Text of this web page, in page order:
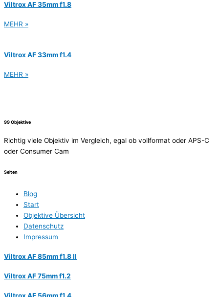
Viltrox AF 35mm f1.8
MEHR »
Viltrox AF 33mm f1.4
MEHR »
99 Objektive
Richtig viele Objektiv im Vergleich, egal ob vollformat oder APS-C
oder Consumer Cam
Seiten
Blog
Start
Objektive Übersicht
Datenschutz
Impressum
Viltrox AF 85mm f1.8 II
Viltrox AF 75mm f1.2